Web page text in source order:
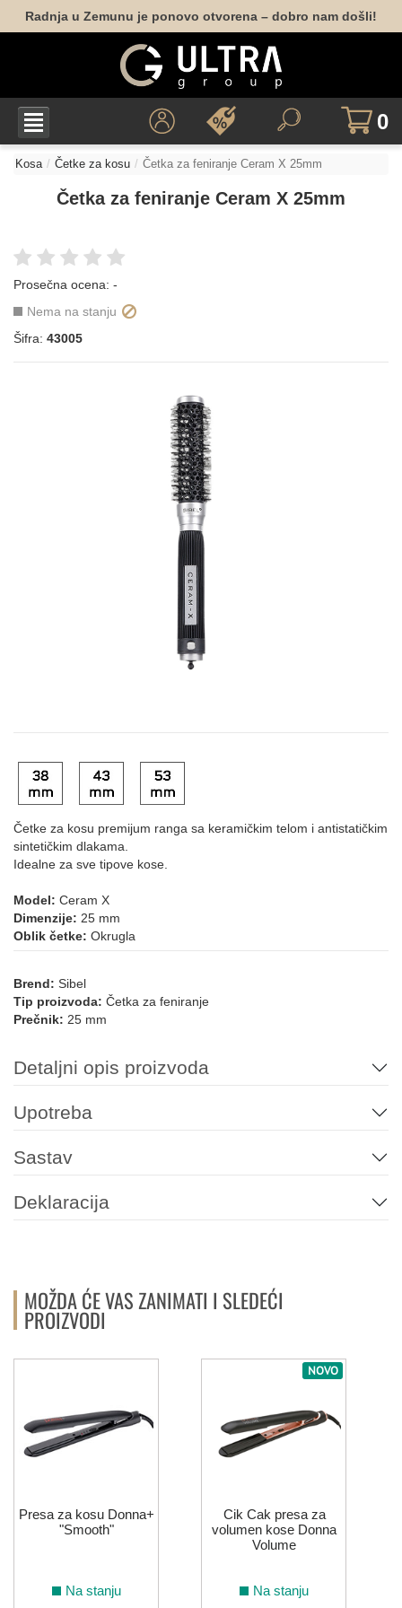
Radnja u Zemunu je ponovo otvorena – dobro nam došli!
0
Kosa Četke za kosu Četka za feniranje Ceram X 25mm
Četka za feniranje Ceram X 25mm
Prosečna ocena: -
Nema na stanju
Šifra: 43005
Četke za kosu premijum ranga sa keramičkim telom i antistatičkim
sintetičkim dlakama.
Idealne za sve tipove kose.
Model: Ceram X
Dimenzije: 25 mm
Oblik četke: Okrugla
Brend: Sibel
Tip proizvoda: Četka za feniranje
Prečnik: 25 mm
Detaljni opis proizvoda
Upotreba
Sastav
Deklaracija
MOŽDA ĆE VAS ZANIMATI I SLEDEĆI
PROIZVODI
Presa za kosu Donna+
"Smooth"
Na stanju
NOVO
Cik Cak presa za
volumen kose Donna
Volume
Na stanju